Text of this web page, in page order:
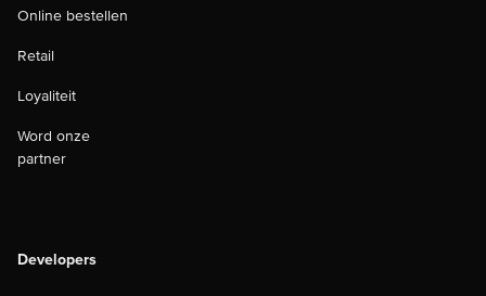
Online bestellen
Retail
Loyaliteit
Word onze
partner
Developers